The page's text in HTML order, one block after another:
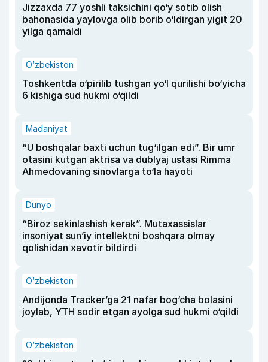
Jizzaxda 77 yoshli taksichini qo‘y sotib olish
bahonasida yaylovga olib borib o‘ldirgan yigit 20
yilga qamaldi
O‘zbekiston
Toshkentda o‘pirilib tushgan yo‘l qurilishi bo‘yicha
6 kishiga sud hukmi o‘qildi
Madaniyat
“U boshqalar baxti uchun tug‘ilgan edi”. Bir umr
otasini kutgan aktrisa va dublyaj ustasi Rimma
Ahmedovaning sinovlarga to‘la hayoti
Dunyo
“Biroz sekinlashish kerak”. Mutaxassislar
insoniyat sun’iy intellektni boshqara olmay
qolishidan xavotir bildirdi
O‘zbekiston
Andijonda Tracker’ga 21 nafar bog‘cha bolasini
joylab, YTH sodir etgan ayolga sud hukmi o‘qildi
O‘zbekiston